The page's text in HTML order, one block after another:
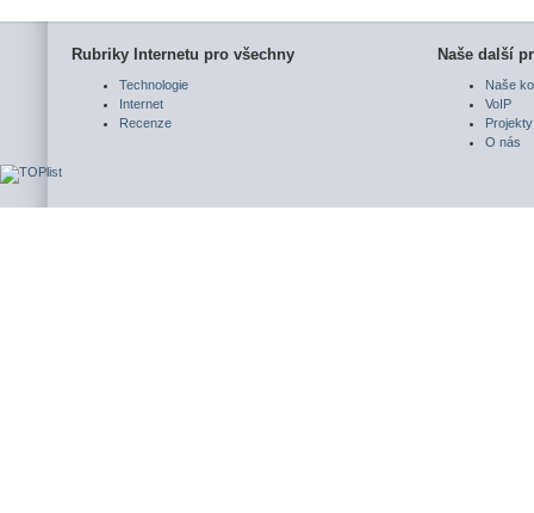
Rubriky Internetu pro všechny
Technologie
Internet
Recenze
Naše další
Naše
VoIP
Projekty
O nás